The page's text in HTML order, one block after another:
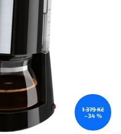
1 379 Kč
–34 %